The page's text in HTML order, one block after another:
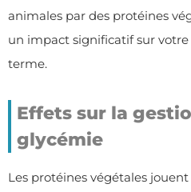
animales par des protéines
un impact significatif sur
terme.
Effets sur la
glycémie
Les protéines végétales